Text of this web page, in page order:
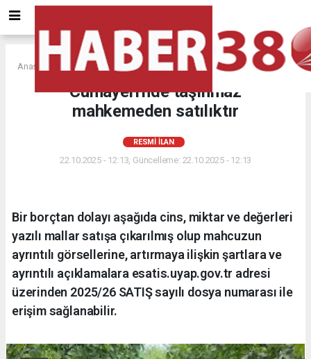
Anasayfa RESMİ İLAN
Cumayeri'nde taşınmaz
mahkemeden satılıktır
RESMİ İLAN
22.10.2025 - 12:13, Güncelleme: 22.10.2025 - 12:13
Bir borçtan dolayı aşağıda cins, miktar ve değerleri
yazılı mallar satışa çıkarılmış olup mahcuzun
ayrıntılı görsellerine, artırmaya ilişkin şartlara ve
ayrıntılı açıklamalara esatis.uyap.gov.tr adresi
üzerinden 2025/26 SATIŞ sayılı dosya numarası ile
erişim sağlanabilir.